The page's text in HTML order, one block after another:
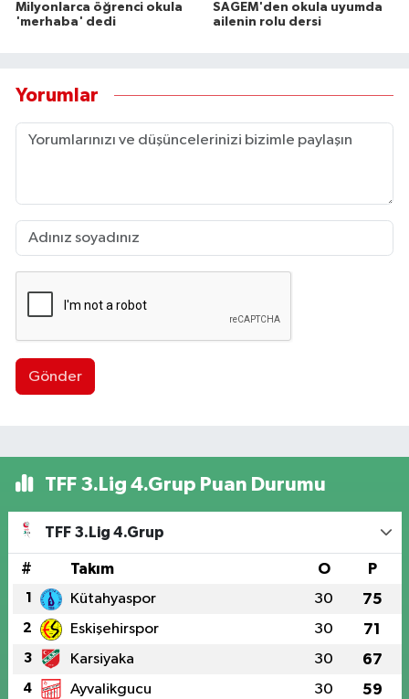
Milyonlarca öğrenci okula
'merhaba' dedi
SAGEM'den okula uyumda
ailenin rolu dersi
Yorumlar
Gönder
TFF 3.Lig 4.Grup Puan Durumu
TFF 3.Lig 4.Grup
# Takım O P
1 Kütahyaspor 30 75
2 Eskişehirspor 30 71
3 Karsiyaka 30 67
4 Ayvalikgucu 30 59